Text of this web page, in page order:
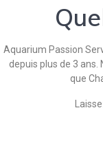
Aquarium Passion
depuis plus de 3 ans.
que